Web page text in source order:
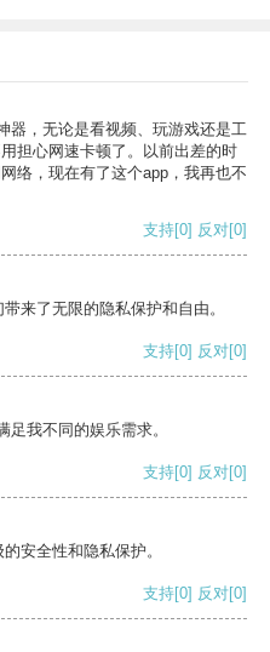
器，无论是看视频、玩游戏还是工
担心网速卡顿了。以前出差的时
络，现在有了这个app，我再也不
支持[0] 反对[0]
来了无限的隐私保护和自由。
支持[0] 反对[0]
我不同的娱乐需求。
支持[0] 反对[0]
安全性和隐私保护。
支持[0] 反对[0]